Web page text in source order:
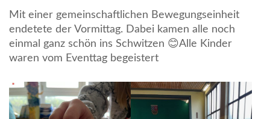
Mit einer gemeinschaftlichen Bewegungseinheit
endetete der Vormittag. Dabei kamen alle noch
einmal ganz schön ins Schwitzen 😊Alle Kinder
waren vom Eventtag begeistert